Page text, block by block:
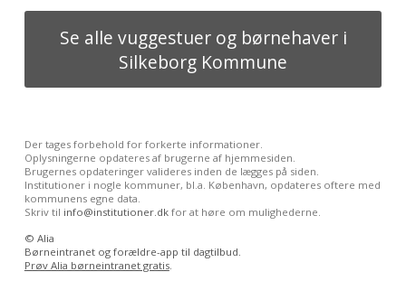
Se alle vuggestuer og børnehaver i
Silkeborg Kommune
Der tages forbehold for forkerte informationer.
Oplysningerne opdateres af brugerne af hjemmesiden.
Brugernes opdateringer valideres inden de lægges på siden.
Institutioner i nogle kommuner, bl.a. København, opdateres oftere med
kommunens egne data.
Skriv til info@institutioner.dkfor at høre om mulighederne.
© Alia
Børneintranet og forældre-app til dagtilbud.
Prøv Alia børneintranet gratis.